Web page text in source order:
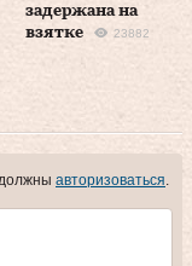
задержана на
взятке
23882
авторизоваться.